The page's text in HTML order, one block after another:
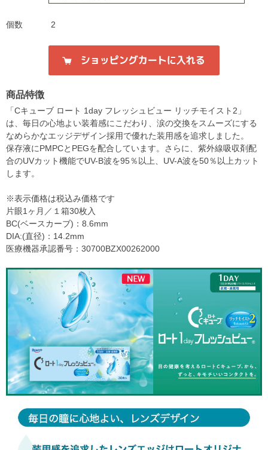
個数 2
商品特徴
「Cキューブ ロート 1day フレッシュビュー リッチモイスト2」
は、毎日の心地よい装着感にこだわり、涙の交換をスムーズにする
なめらかなエッジデザイン採用で優れた装用感を追求しました。
保存液にPMPCとPEGを配合しています。さらに、紫外線吸収剤配
合のUVカット機能でUV-B波を95％以上、UV-A波を50％以上カット
します。
※表示価格は税込み価格です
片眼1ヶ月／１箱30枚入
BC(ベースカーブ)：8.6mm
DIA:(直径)：14.2mm
医療機器承認番号：30700BZX00262000